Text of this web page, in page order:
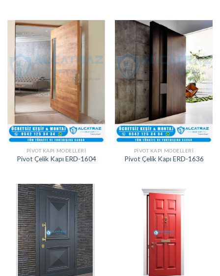
PIVOT KAPI MODELLERI
Pivot Çelik Kapı ERD-1604
PIVOT KAPI MODELLERI
Pivot Çelik Kapı ERD-1636